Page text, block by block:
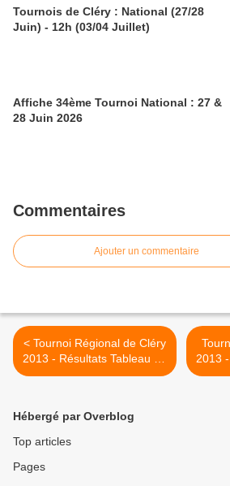
Tournois de Cléry : National (27/28
Juin) - 12h (03/04 Juillet)
Affiche 34ème Tournoi National : 27 &
28 Juin 2026
Commentaires
Ajouter un commentaire
< Tournoi Régional de Cléry
2013 - Résultats Tableau 11
(500 à 699)
2013
Hébergé par Overblog
Top articles
Pages